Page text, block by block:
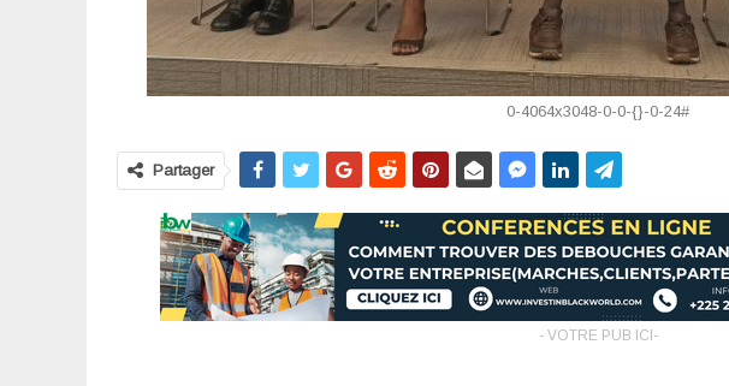
0-4064x3048-0-0-{}-0-24#
Partager
- VOTRE PUB ICI-